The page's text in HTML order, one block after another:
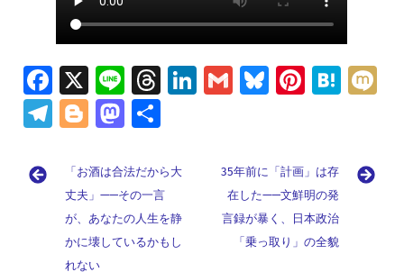
Fa
ce
b
o
k
X
Li
n
e
T
a
d
s
Li G
l
Bl
ky
Pi
es
t
H
n
Te
gr
a
m
Bl
g
g
er
M
to
d
o
n
「お酒は合法だから大
丈夫」——その一言
が、あなたの人生を静
かに壊しているかもし
れない
35年前に「計画」は存
在した——文鮮明の発
言録が暴く、日本政治
「乗っ取り」の全貌